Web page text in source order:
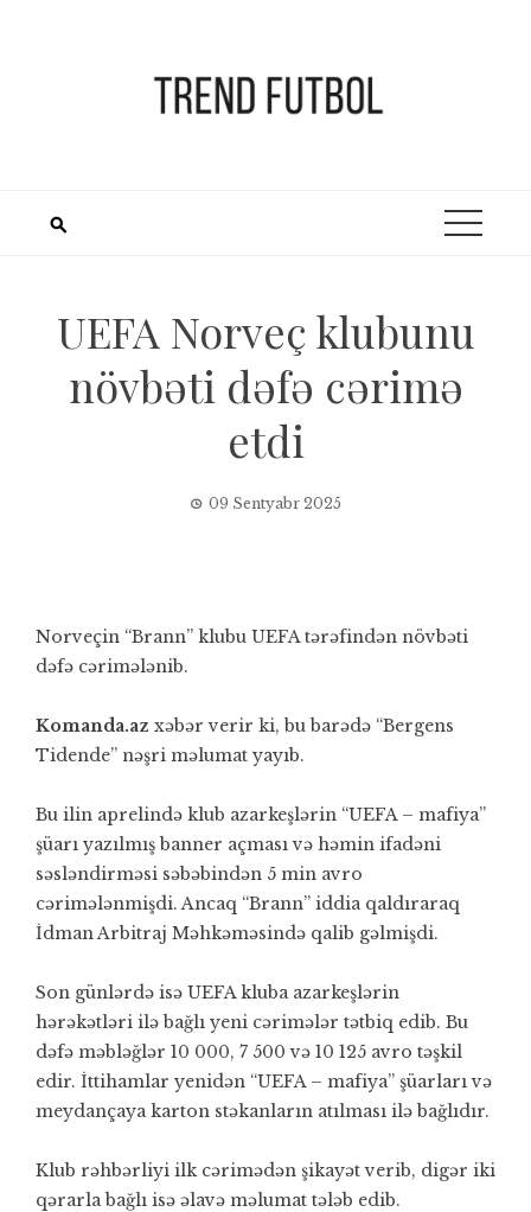
UEFA Norveç klubunu
növbəti dəfə cərimə
etdi
09 Sentyabr 2025
Norveçin “Brann” klubu UEFA tərəfindən növbəti
dəfə cərimələnib.
Komanda.az xəbər verir ki, bu barədə “Bergens
Tidende” nəşri məlumat yayıb.
Bu ilin aprelində klub azarkeşlərin “UEFA – mafiya”
şüarı yazılmış banner açması və həmin ifadəni
səsləndirməsi səbəbindən 5 min avro
cərimələnmişdi. Ancaq “Brann” iddia qaldıraraq
İdman Arbitraj Məhkəməsində qalib gəlmişdi.
Son günlərdə isə UEFA kluba azarkeşlərin
hərəkətləri ilə bağlı yeni cərimələr tətbiq edib. Bu
dəfə məbləğlər 10 000, 7 500 və 10 125 avro təşkil
edir. İttihamlar yenidən “UEFA – mafiya” şüarları və
meydançaya karton stəkanların atılması ilə bağlıdır.
Klub rəhbərliyi ilk cərimədən şikayət verib, digər iki
qərarla bağlı isə əlavə məlumat tələb edib.